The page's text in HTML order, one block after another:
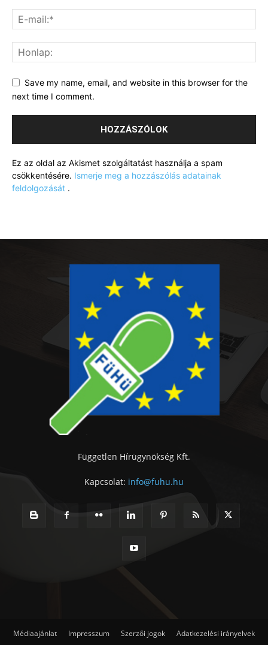
Save my name, email, and website in this browser for the
next time I comment.
Ez az oldal az Akismet szolgáltatást használja a spam
csökkentésére. Ismerje meg a hozzászólás adatainak
feldolgozását .
Független Hírügynökség Kft.
Kapcsolat: info@fuhu.hu
Médiaajánlat Impresszum Szerzői jogok Adatkezelési irányelvek